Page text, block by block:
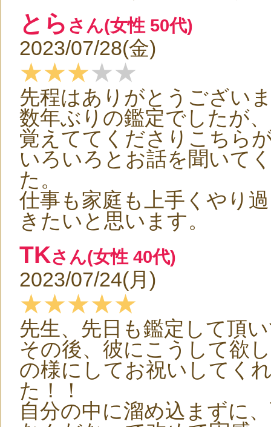
とら さん(女性 50代)
2023/07/28(金)
★★★★★
先程はありがとうござい
数年ぶりの鑑定でしたが、
覚えててくださりこちら
いろいろとお話を聞いて
た。
仕事も家庭も上手くやり
きたいと思います。
TKさん(女性 40代)
2023/07/24(月)
★★★★★
先生、先日も鑑定して頂
その後、彼にこうして欲
の様にしてお祝いしてく
た！！
自分の中に溜め込まずに